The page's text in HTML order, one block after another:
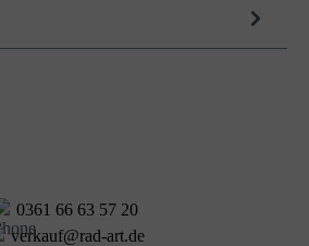
0361 66 63 57 20
verkauf@rad-art.de